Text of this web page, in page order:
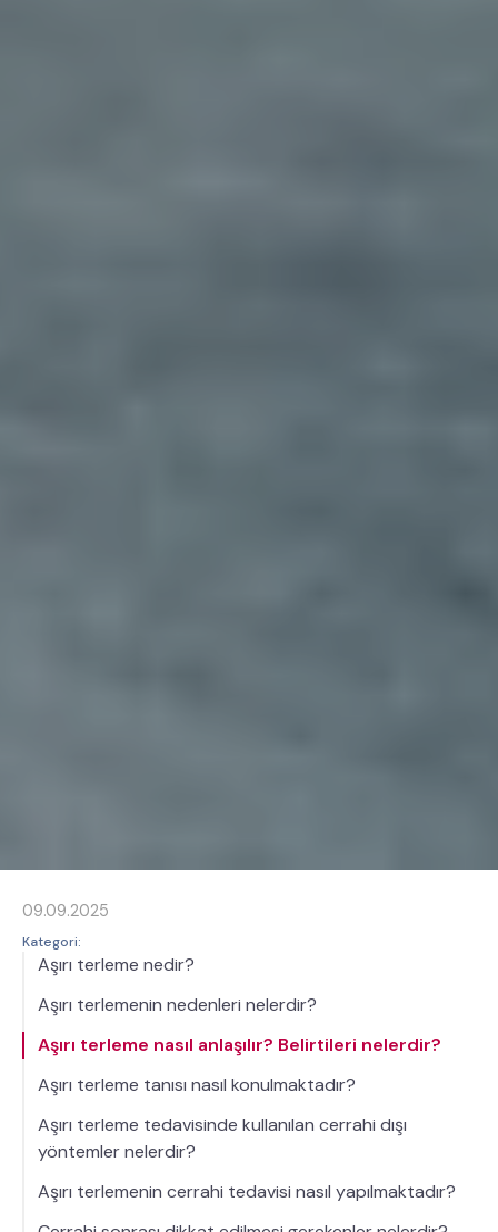
09.09.2025
Kategori:
Aşırı terleme nedir?
Aşırı terlemenin nedenleri nelerdir?
Aşırı terleme nasıl anlaşılır? Belirtileri nelerdir?
Aşırı terleme tanısı nasıl konulmaktadır?
Aşırı terleme tedavisinde kullanılan cerrahi dışı
yöntemler nelerdir?
Aşırı terlemenin cerrahi tedavisi nasıl yapılmaktadır?